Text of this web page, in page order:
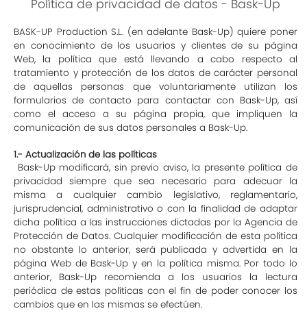
Política de privacidad de datos - Bask-Up
BASK-UP Production S.L. (en adelante Bask-Up) quiere poner
en conocimiento de los usuarios y clientes de su página
Web, la política que está llevando a cabo respecto al
tratamiento y protección de los datos de carácter personal
de aquellas personas que voluntariamente utilizan los
formularios de contacto para contactar con Bask-Up, así
como el acceso a su página propia, que impliquen la
comunicación de sus datos personales a Bask-Up.
1.- Actualización de las políticas
Bask-Up modificará, sin previo aviso, la presente política de
privacidad siempre que sea necesario para adecuar la
misma a cualquier cambio legislativo, reglamentario,
jurisprudencial, administrativo o con la finalidad de adaptar
dicha política a las instrucciones dictadas por la Agencia de
Protección de Datos. Cualquier modificación de esta política
no obstante lo anterior, será publicada y advertida en la
página Web de Bask-Up y en la política misma. Por todo lo
anterior, Bask-Up recomienda a los usuarios la lectura
periódica de estas políticas con el fin de poder conocer los
cambios que en las mismas se efectúen.